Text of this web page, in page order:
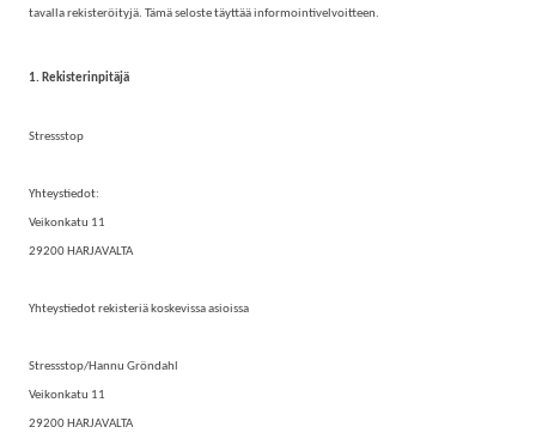
tavalla rekisteröityjä. Tämä seloste täyttää informointivelvoitteen.
1. Rekisterinpitäjä
Stressstop
Yhteystiedot:
Veikonkatu 11
29200 HARJAVALTA
Yhteystiedot rekisteriä koskevissa asioissa
Stressstop/Hannu Gröndahl
Veikonkatu 11
29200 HARJAVALTA